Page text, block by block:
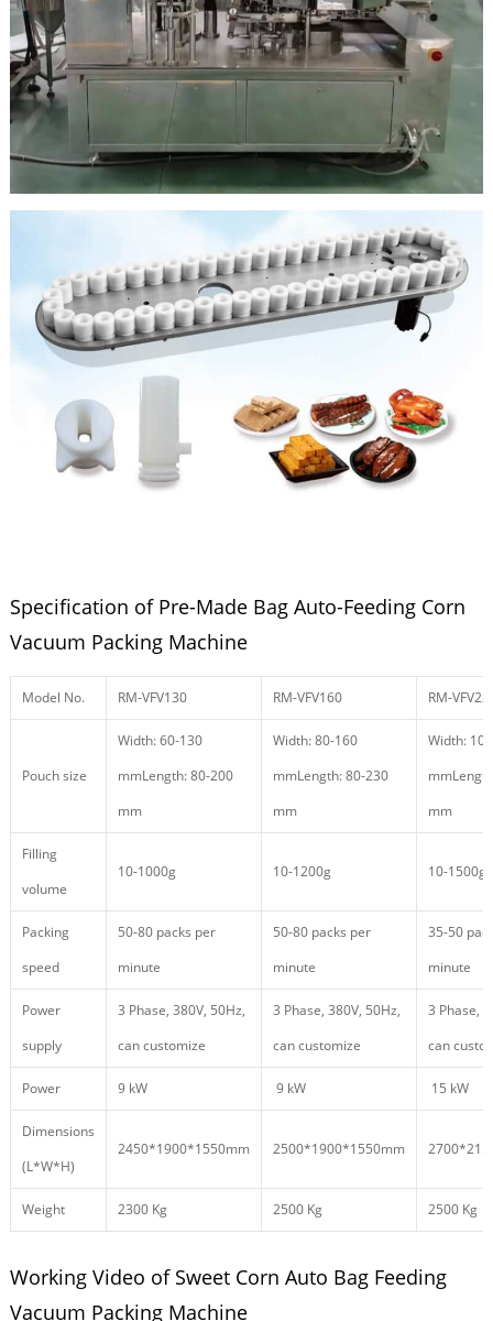
Specification of Pre-Made Bag Auto-Feeding Corn
Vacuum Packing Machine
Model No. RM-VFV130 RM-VFV160 RM-
Pouch size
Width: 60-130
mmLength: 80-200
mm
Width: 80-160
mmLength: 80-230
mm
Width:
mm
Filling
volume
10-1000g 10-1200g 10-1500g
Packing
speed
50-80 packs per
minute
50-80 packs per
minute
35-50
minute
Power
supply
3 Phase, 380V, 50Hz,
can customize
3 Phase, 380V, 50Hz,
can customize
3 Phase,
can
Power 9 kW 9 kW 15 kW
Dimensions
(L*W*H)
2450*1900*1550mm 2500*1900*1550mm
Weight 2300 Kg 2500 Kg 2500 Kg
Working Video of Sweet Corn Auto Bag Feeding
Vacuum Packing Machine